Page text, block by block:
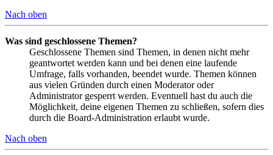
Nach oben
Was sind geschlossene Themen?
Geschlossene Themen sind Themen, in denen nicht mehr
geantwortet werden kann und bei denen eine laufende
Umfrage, falls vorhanden, beendet wurde. Themen können
aus vielen Gründen durch einen Moderator oder
Administrator gesperrt werden. Eventuell hast du auch die
Möglichkeit, deine eigenen Themen zu schließen, sofern dies
durch die Board-Administration erlaubt wurde.
Nach oben